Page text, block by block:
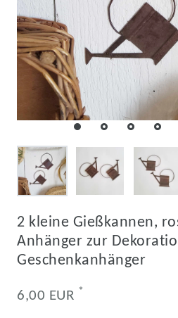
2 kleine Gießkannen,
Anhänger zur
Geschenkanhänger
6,00 EUR *